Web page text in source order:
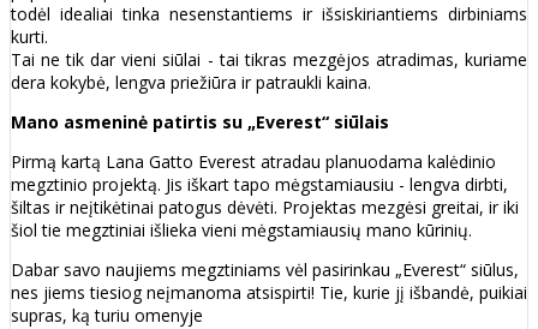
todėl idealiai tinka nesenstantiems ir išsiskiriantiems dirbiniams
kurti.
Tai ne tik dar vieni siūlai - tai tikras mezgėjos atradimas, kuriame
dera kokybė, lengva priežiūra ir patraukli kaina.
Mano asmeninė patirtis su „Everest“ siūlais
Pirmą kartą Lana Gatto Everest atradau planuodama kalėdinio
megztinio projektą. Jis iškart tapo mėgstamiausiu - lengva dirbti,
šiltas ir neįtikėtinai patogus dėvėti. Projektas mezgėsi greitai, ir iki
šiol tie megztiniai išlieka vieni mėgstamiausių mano kūrinių.
Dabar savo naujiems megztiniams vėl pasirinkau „Everest“ siūlus,
nes jiems tiesiog neįmanoma atsispirti! Tie, kurie jį išbandė, puikiai
supras, ką turiu omenyje